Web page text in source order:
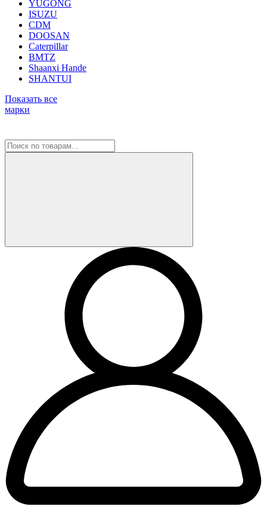
YUGONG
ISUZU
CDM
DOOSAN
Caterpillar
BMTZ
Shaanxi Hande
SHANTUI
Показать все
марки